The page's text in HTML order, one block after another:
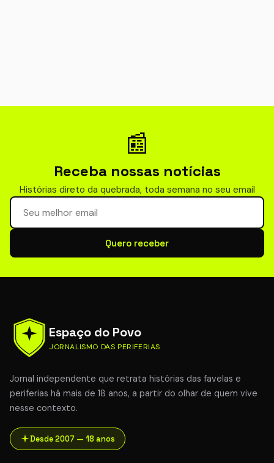
📰
Receba nossas notícias
Histórias direto da quebrada, toda semana no seu email
Seu email para newsletter
Quero receber
Espaço do Povo
JORNALISMO DAS PERIFERIAS
Jornal independente que retrata histórias das favelas e
periferias há mais de 18 anos, a partir do olhar de quem vive
nesse contexto.
Desde 2007 — 18 anos